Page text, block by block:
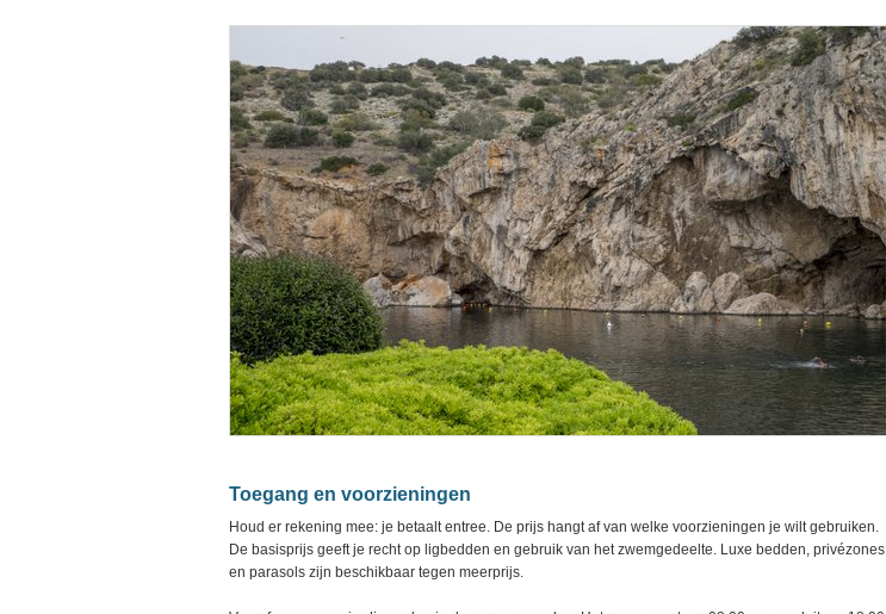
Toegang en voorzieningen
Houd er rekening mee: je betaalt entree. De prijs hangt af van welke voorzieningen je wilt gebruiken.
De basisprijs geeft je recht op ligbedden en gebruik van het zwemgedeelte. Luxe bedden, privézones
en parasols zijn beschikbaar tegen meerprijs.